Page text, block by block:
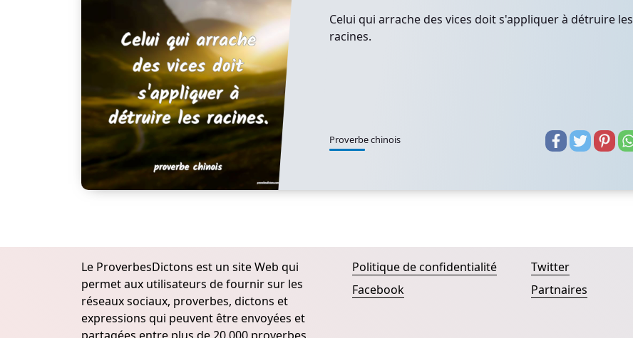
Celui qui arrache des vices doit s'appliquer à détruire les
racines.
Proverbe chinois
Le ProverbesDictons est un site Web qui
permet aux utilisateurs de fournir sur les
réseaux sociaux, proverbes, dictons et
expressions qui peuvent être envoyées et
Politique de confidentialité
Facebook
Twitter
Partnaires